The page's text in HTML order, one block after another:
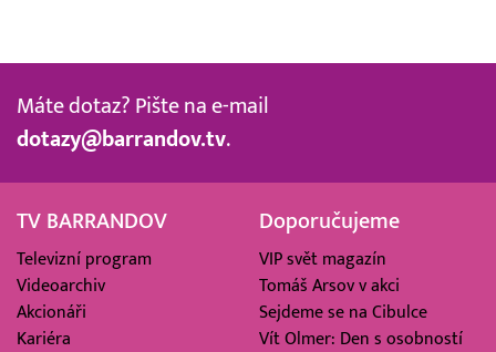
Máte dotaz? Pište na e-mail
dotazy@barrandov.tv.
TV BARRANDOV
Televizní program
Videoarchiv
Akcionáři
Kariéra
Doporučujeme
VIP svět magazín
Tomáš Arsov v akci
Sejdeme se na Cibulce
Vít Olmer: Den s osobností